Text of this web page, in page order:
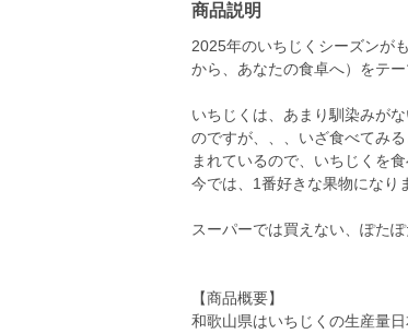
商品説明
2025年のいちじくシーズンが
から、あなたの食卓へ）をテ
いちじくは、あまり馴染みが
のですが、、、いざ食べてみ
まれているので、いちじくを
今では、1番好きな果物になり
スーパーでは買えない、ぽた
【商品概要】
和歌山県はいちじくの生産量